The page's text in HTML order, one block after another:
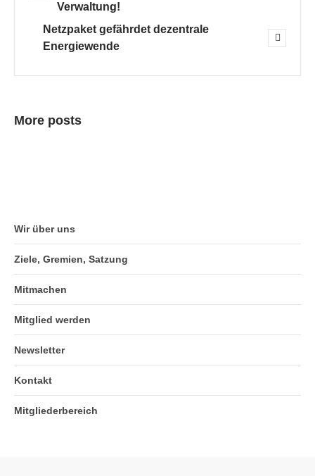
Verwaltung!
Netzpaket gefährdet dezentrale
Energiewende
More posts
Wir über uns
Ziele, Gremien, Satzung
Mitmachen
Mitglied werden
Newsletter
Kontakt
Mitgliederbereich